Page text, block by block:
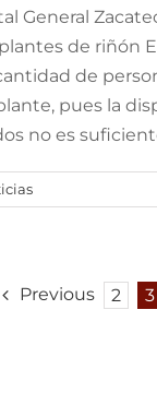
General
de riñón
de
pues la
no es
Previous 2 3